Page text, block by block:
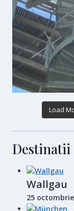
Load
Destinatii
Wallgau
25